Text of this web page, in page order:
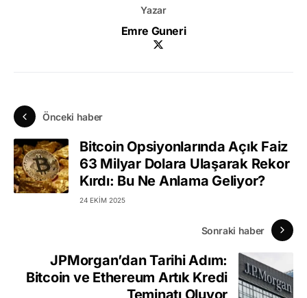
Yazar
Emre Guneri
Önceki haber
Bitcoin Opsiyonlarında Açık Faiz
63 Milyar Dolara Ulaşarak Rekor
Kırdı: Bu Ne Anlama Geliyor?
24 EKIM 2025
Sonraki haber
JPMorgan’dan Tarihi Adım:
Bitcoin ve Ethereum Artık Kredi